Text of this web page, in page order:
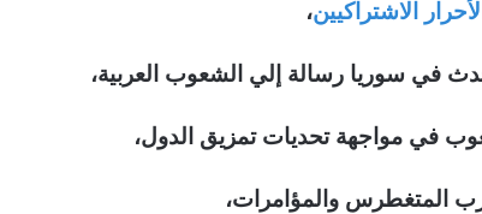
الاشتراكيين،
في سوريا رسالة إلي الشعوب العربية،
في مواجهة تحديات تمزيق الدول،
المتغطرس والمؤامرات،